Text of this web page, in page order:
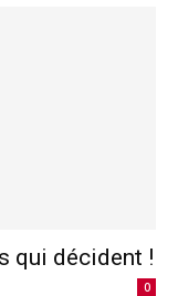
qui décident !
0